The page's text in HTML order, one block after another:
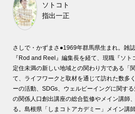
ソトコト
指出一正
さしで・かずまさ●1969年群馬県生まれ。雑
『Rod and Reel』編集長を経て、現職『ソト
定住未満の新しい地域との関わり方である「
て、ライフワークと取材を通じて訪れた数多
ーの活動、SDGs、ウェルビーイングに関す
の関係人口創出講座の総合監修やメイン講師
る。島根県「しまコトアカデミー」メイン講